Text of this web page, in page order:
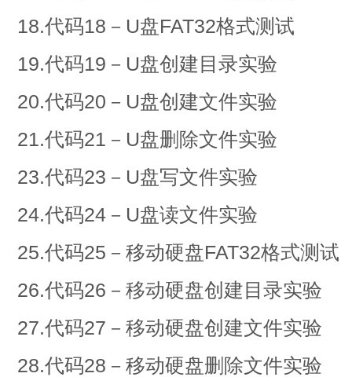
18.代码18－U盘FAT32格式测试
19.代码19－U盘创建目录实验
20.代码20－U盘创建文件实验
21.代码21－U盘删除文件实验
23.代码23－U盘写文件实验
24.代码24－U盘读文件实验
25.代码25－移动硬盘FAT32格式测试
26.代码26－移动硬盘创建目录实验
27.代码27－移动硬盘创建文件实验
28.代码28－移动硬盘删除文件实验